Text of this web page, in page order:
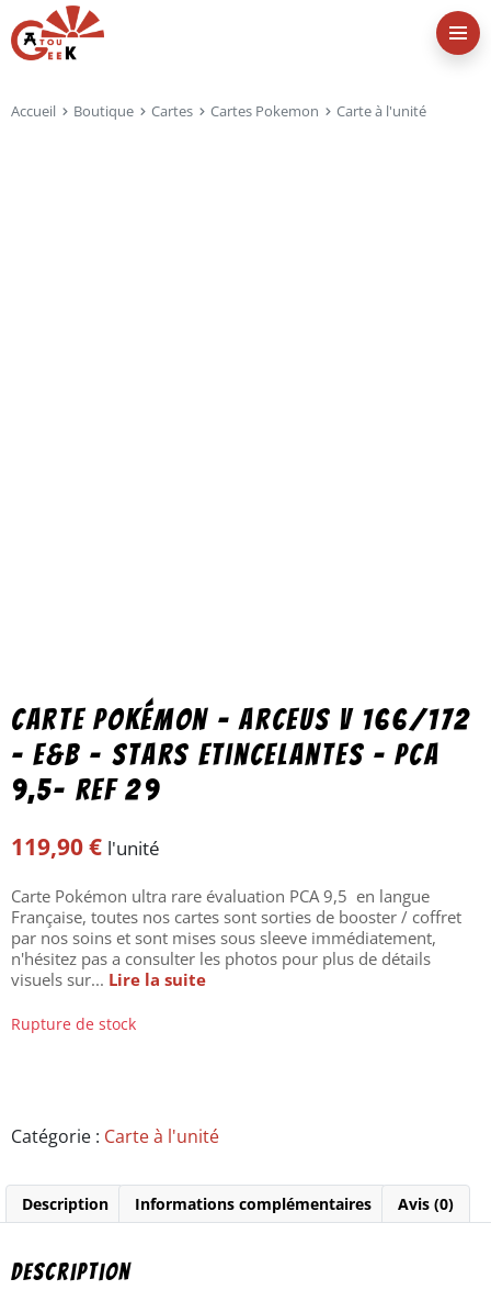
Accueil Boutique Cartes Cartes Pokemon Carte à l'unité
Carte Pokémon – Arceus V 166/172
– E&B – Stars Etincelantes – PCA
9,5- ref 29
119,90€ l'unité
Carte Pokémon ultra rare évaluation PCA 9,5 en langue
Française, toutes nos cartes sont sorties de booster / coffret
par nos soins et sont mises sous sleeve immédiatement,
n'hésitez pas a consulter les photos pour plus de détails
visuels sur... Lire la suite
Rupture de stock
Catégorie : Carte à l'unité
Description Informations complémentaires Avis (0)
Description